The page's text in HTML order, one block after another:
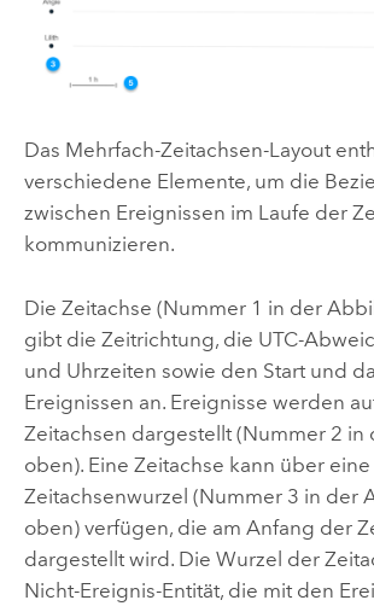
Das Mehrfach-Zeitachsen-Layout
verschiedene Elemente, um die
zwischen Ereignissen im Laufe der
kommunizieren.
Die Zeitachse (Nummer 1 in der
gibt die Zeitrichtung, die UTC-
und Uhrzeiten sowie den Start und
Ereignissen an. Ereignisse werden
Zeitachsen dargestellt (Nummer 2
oben). Eine Zeitachse kann über eine
Zeitachsenwurzel (Nummer 3 in der
oben) verfügen, die am Anfang der
dargestellt wird. Die Wurzel der
Nicht-Ereignis-Entität, die mit den